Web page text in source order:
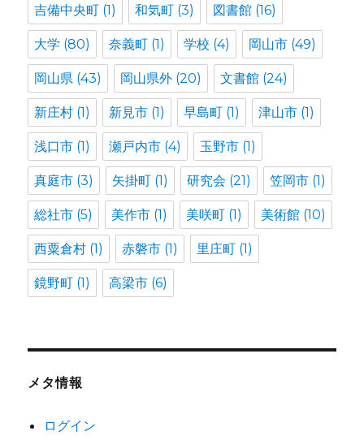
吉備中央町 (1) 和気町 (3) 図書館 (16)
大学 (80) 奈義町 (1) 学校 (4) 岡山市 (49)
岡山県 (43) 岡山県外 (20) 文書館 (24)
新庄村 (1) 新見市 (1) 早島町 (1) 津山市 (1)
浅口市 (1) 瀬戸内市 (4) 玉野市 (1)
真庭市 (3) 矢掛町 (1) 研究会 (21) 笠岡市 (1)
総社市 (5) 美作市 (1) 美咲町 (1) 美術館 (10)
西粟倉村 (1) 赤磐市 (1) 里庄町 (1)
鏡野町 (1) 高梁市 (6)
メタ情報
ログイン